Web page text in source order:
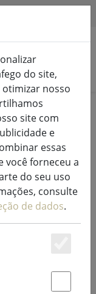
do site,
nosso
site com
e
essas
você forneceu a
do seu uso
consulte
de dados.